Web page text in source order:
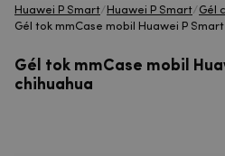
Huawei P Smart/ Huawei P Smart/Gél
Gél tok mmCase mobil Huawei P
Gél tok mmCase mobil
chihuahua